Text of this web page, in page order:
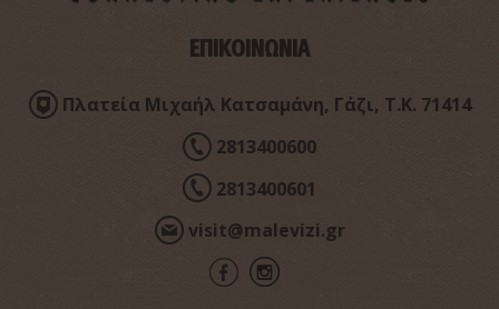
ΕΠΙΚΟΙΝΩΝΙΑ
Πλατεία Μιχαήλ Κατσαμάνη, Γάζι, Τ.Κ. 71414
2813400600
2813400601
visit@malevizi.gr